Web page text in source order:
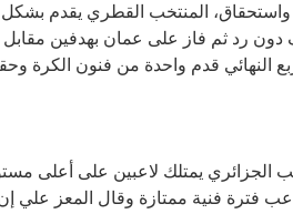
واستحقاق، المنتخب القطري يقدم
دون رد ثم فاز على عمان بهدفين
النهائي قدم واحدة من فنون الكرة
الجزائري يمتلك لاعبين على أعلى
فترة فنية ممتازة وقال المعز علي